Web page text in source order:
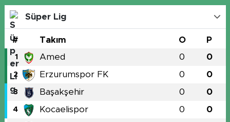
Süper Lig
# Takım O P
1 Amed 0 0
2 Erzurumspor FK 0 0
3 Başakşehir 0 0
4 Kocaelispor 0 0